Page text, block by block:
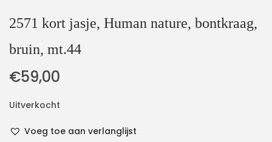
2571 kort jasje, Human nature, bontkraag,
bruin, mt.44
€59,00
Uitverkocht
Voeg toe aan verlanglijst